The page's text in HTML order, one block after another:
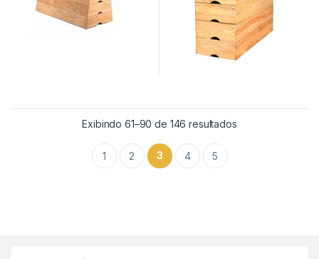
Exibindo 61–90 de 146 resultados
1 2 3 4 5